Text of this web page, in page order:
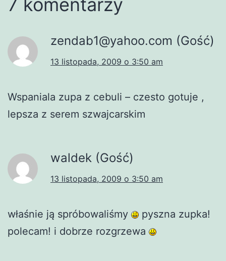
zendab1@yahoo.com (Gość)
13 listopada, 2009 o 3:50 am
Wspaniala zupa z cebuli – czesto gotuje ,
lepsza z serem szwajcarskim
waldek (Gość)
13 listopada, 2009 o 3:50 am
właśnie ją spróbowaliśmy
pyszna zupka!
polecam! i dobrze rozgrzewa